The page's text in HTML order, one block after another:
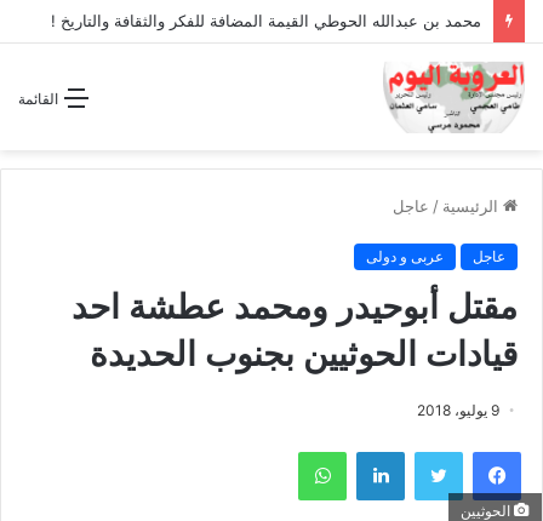
محمد بن عبدالله الحوطي القيمة المضافة للفكر والثقافة والتاريخ !
القائمة
الرئيسية / عاجل
عاجل عربى و دولى
مقتل أبوحيدر ومحمد عطشة احد
قيادات الحوثيين بجنوب الحديدة
9 يوليو، 2018
فيسبوك تويتر لينكدإن واتساب
الحوثيين